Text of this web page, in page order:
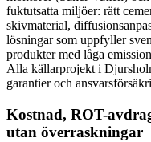
fuktutsatta miljöer: rätt
skivmaterial,
lösningar som uppfyller
produkter med låga
Alla källarprojekt i
garantier och
Kostnad, ROT-
utan överraskningar